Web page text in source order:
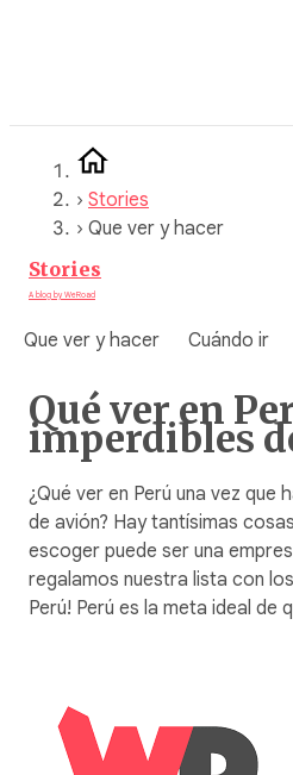
› Stories
› Que ver y hacer
Stories
A blog by WeRoad
Que ver y hacer Cuándo ir
Qué ver en
imperdibles
¿Qué ver en Perú una vez
de avión? Hay tantísimas
escoger puede ser una
regalamos nuestra lista con
Perú! Perú es la meta ideal de